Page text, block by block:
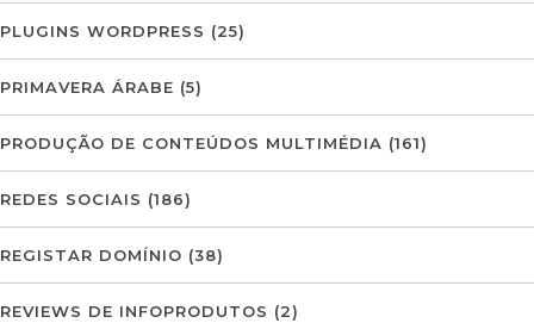
PLUGINS WORDPRESS (25)
PRIMAVERA ÁRABE (5)
PRODUÇÃO DE CONTEÚDOS MULTIMÉDIA (161)
REDES SOCIAIS (186)
REGISTAR DOMÍNIO (38)
REVIEWS DE INFOPRODUTOS (2)